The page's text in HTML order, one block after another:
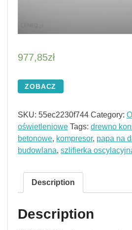
977,85zł
ZOBACZ
SKU: 55ec2230f744 Category:
oświetleniowe Tags: drewno
betonowe, kompresor, papa na
budowlana, szlifierka
Description
Description